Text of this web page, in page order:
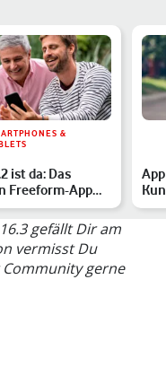
&
ist da: Das
Freeform-App
Music Sing
gefällt Dir am
vermisst Du
gerne